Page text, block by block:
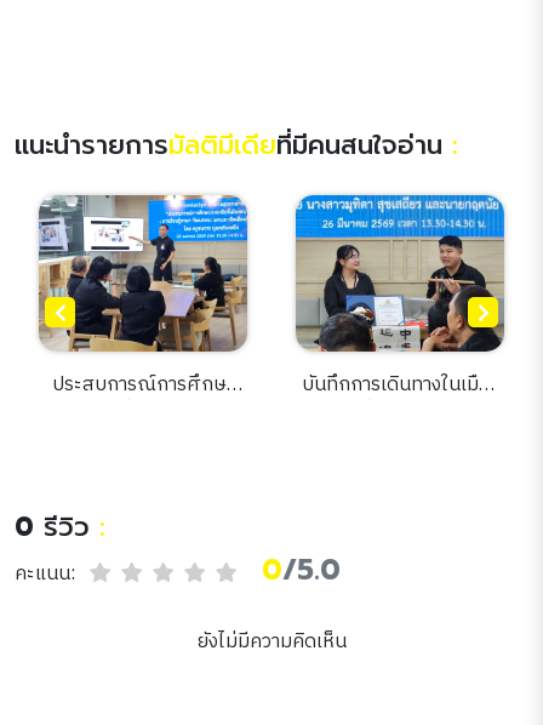
แนะนำรายการมัลติมีเดียที่มีคนสนใจอ่าน :
ประสบการณ์การศึกษา
บันทึกการเดินทางในเมือง
0 รีวิว :
คะแนน: 0/5.0
ยังไม่มีความคิดเห็น